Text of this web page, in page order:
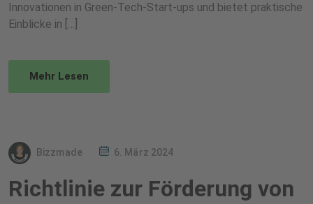
Innovationen in Green-Tech-Start-ups und bietet praktische
Einblicke in […]
Mehr Lesen
Bizzmade 6. März 2024
Richtlinie zur Förderung von